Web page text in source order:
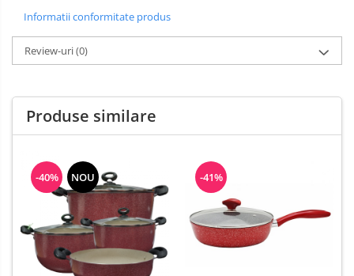
Informatii conformitate produs
Review-uri(0)
Produse similare
-40% NOU -41%